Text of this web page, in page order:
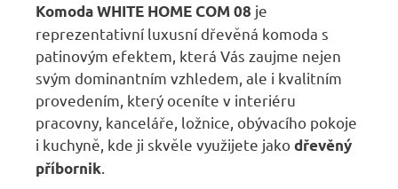
KomodaWHITE HOMECOM 08 je
reprezentativní luxusní dřevěná komoda s
patinovým efektem, která Vás zaujme nejen
svým dominantním vzhledem, ale i kvalitním
provedením, který oceníte v interiéru
pracovny, kanceláře, ložnice, obývacího pokoje
i kuchyně, kde ji skvěle využijete jakodřevěný
příbornik.